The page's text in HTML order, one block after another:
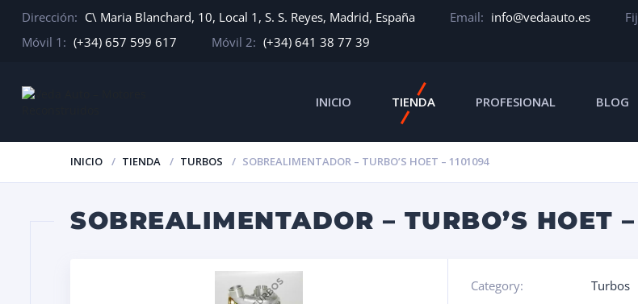
Dirección: C\ Maria Blanchard, 10, Local 1, S. S. Reyes, Madrid, España Email: info@vedaauto.es
Móvil 1: (+34) 657 599 617 Móvil 2: (+34) 641 38 77 39
INICIO TIENDA PROFESIONAL BLOG
INICIO TIENDA TURBOS SOBREALIMENTADOR – TURBO’S HOET – 1101094
SOBREALIMENTADOR – TURBO’S HOET
Category: Turbos